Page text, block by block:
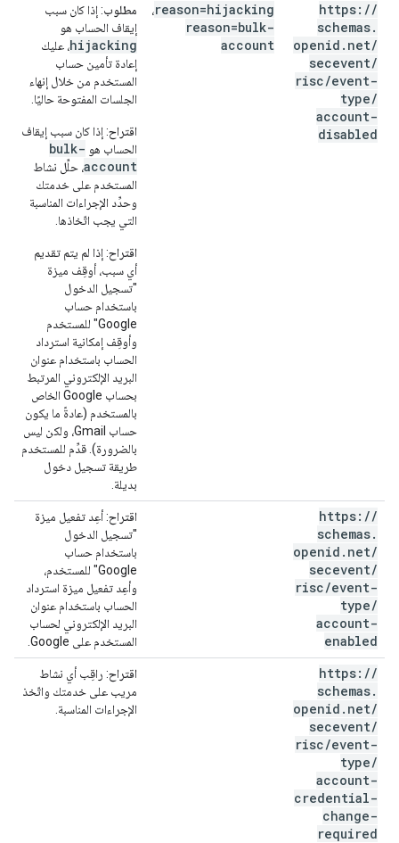
https: //
schemas.
openid . net/
secevent/
risc/event-
type/
account-
disabled
reason=hijacking،
reason=bulk-
account
مطلوب: إذا كان سبب
إيقاف الحساب هو
hijacking، عليك
إعادة تأمين حساب
المستخدم من خلال إنهاء
الجلسات المفتوحة حاليًا.
اقتراح: إذا كان سبب إيقاف
الحساب هو bulk-
account، حلِّل نشاط
المستخدم على خدمتك
وحدِّد الإجراءات المناسبة
التي يجب اتّخاذها.
اقتراح: إذا لم يتم تقديم
أي سبب، أوقِف ميزة
"تسجيل الدخول
باستخدام حساب
Google" للمستخدم
وأوقِف إمكانية استرداد
الحساب باستخدام عنوان
البريد الإلكتروني المرتبط
بحساب Google الخاص
بالمستخدم (عادةً ما يكون
حساب Gmail، ولكن ليس
بالضرورة). قدِّم للمستخدم
طريقة تسجيل دخول
بديلة.
https: //
schemas.
openid . net/
secevent/
risc/event-
type/
account-
enabled
اقتراح: أعِد تفعيل ميزة
"تسجيل الدخول
باستخدام حساب
Google" للمستخدم،
وأعِد تفعيل ميزة استرداد
الحساب باستخدام عنوان
البريد الإلكتروني لحساب
المستخدم على Google.
https: //
schemas.
openid . net/
secevent/
risc/event-
type/
account-
credential-
change-
required
اقتراح: راقِب أي نشاط
مريب على خدمتك واتّخذ
الإجراءات المناسبة.